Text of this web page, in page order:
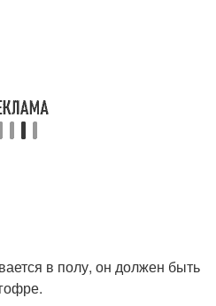
в полу, он должен быть